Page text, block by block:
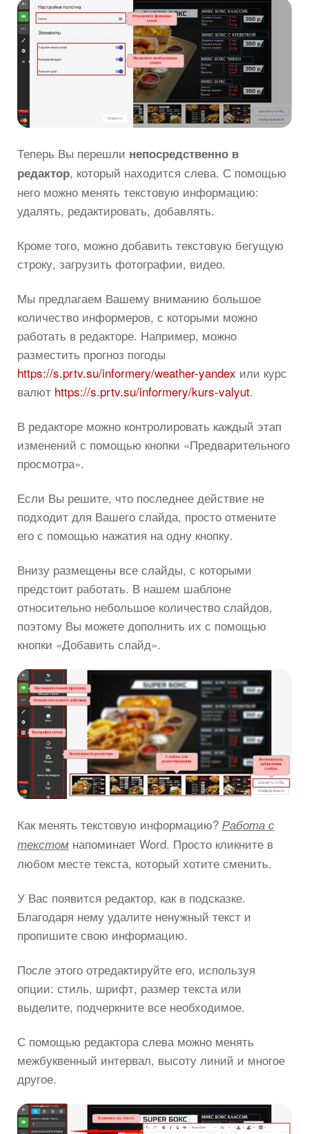
Теперь Вы перешли непосредственно в
редактор, который находится слева. С помощью
него можно менять текстовую информацию:
удалять, редактировать, добавлять.
Кроме того, можно добавить текстовую бегущую
строку, загрузить фотографии, видео.
Мы предлагаем Вашему вниманию большое
количество информеров, с которыми можно
работать в редакторе. Например, можно
разместить прогноз погоды
https://s.prtv.su/informery/weather-yandex или курс
валют https://s.prtv.su/informery/kurs-valyut.
В редакторе можно контролировать каждый этап
изменений с помощью кнопки «Предварительного
просмотра».
Если Вы решите, что последнее действие не
подходит для Вашего слайда, просто отмените
его с помощью нажатия на одну кнопку.
Внизу размещены все слайды, с которыми
предстоит работать. В нашем шаблоне
относительно небольшое количество слайдов,
поэтому Вы можете дополнить их с помощью
кнопки «Добавить слайд».
Как менять текстовую информацию? Работа с
текстом напоминает Word. Просто кликните в
любом месте текста, который хотите сменить.
У Вас появится редактор, как в подсказке.
Благодаря нему удалите ненужный текст и
пропишите свою информацию.
После этого отредактируйте его, используя
опции: стиль, шрифт, размер текста или
выделите, подчеркните все необходимое.
С помощью редактора слева можно менять
межбуквенный интервал, высоту линий и многое
другое.